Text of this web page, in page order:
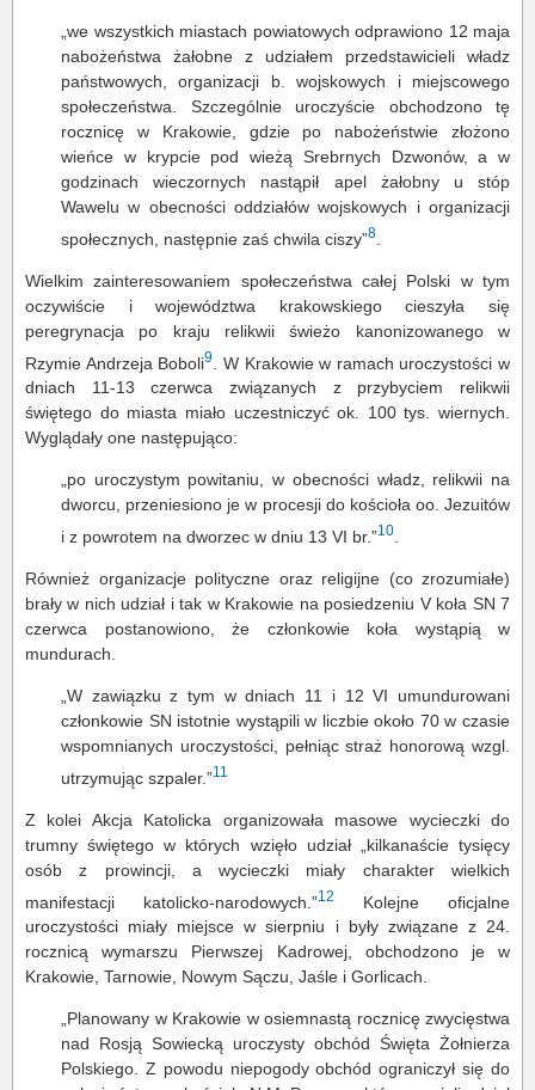
„we wszystkich miastach powiatowych odprawiono 12 maja
nabożeństwa żałobne z udziałem przedstawicieli władz
państwowych, organizacji b. wojskowych i miejscowego
społeczeństwa. Szczególnie uroczyście obchodzono tę
rocznicę w Krakowie, gdzie po nabożeństwie złożono
wieńce w krypcie pod wieżą Srebrnych Dzwonów, a w
godzinach wieczornych nastąpił apel żałobny u stóp
Wawelu w obecności oddziałów wojskowych i organizacji
społecznych, następnie zaś chwila ciszy”8
Wielkim zainteresowaniem społeczeństwa całej Polski w tym
oczywiście i województwa krakowskiego cieszyła się
peregrynacja po kraju relikwii świeżo kanonizowanego w
Rzymie Andrzeja Boboli9
. W Krakowie w ramach uroczystości w
dniach 11-13 czerwca związanych z przybyciem relikwii
świętego do miasta miało uczestniczyć ok. 100 tys. wiernych.
Wyglądały one następująco:
„po uroczystym powitaniu, w obecności władz, relikwii na
dworcu, przeniesiono je w procesji do kościoła oo. Jezuitów
i z powrotem na dworzec w dniu 13 VI br.”10
Również organizacje polityczne oraz religijne (co zrozumiałe)
brały w nich udział i tak w Krakowie na posiedzeniu V koła SN 7
czerwca postanowiono, że członkowie koła wystąpią w
mundurach.
„W zawiązku z tym w dniach 11 i 12 VI umundurowani
członkowie SN istotnie wystąpili w liczbie około 70 w czasie
wspomnianych uroczystości, pełniąc straż honorową wzgl.
utrzymując szpaler.”11
Z kolei Akcja Katolicka organizowała masowe wycieczki do
trumny świętego w których wzięło udział „kilkanaście tysięcy
osób z prowincji, a wycieczki miały charakter wielkich
manifestacji katolicko-narodowych.”12
Kolejne oficjalne
uroczystości miały miejsce w sierpniu i były związane z 24.
rocznicą wymarszu Pierwszej Kadrowej, obchodzono je w
Krakowie, Tarnowie, Nowym Sączu, Jaśle i Gorlicach.
„Planowany w Krakowie w osiemnastą rocznicę zwycięstwa
nad Rosją Sowiecką uroczysty obchód Święta Żołnierza
Polskiego. Z powodu niepogody obchód ograniczył się do